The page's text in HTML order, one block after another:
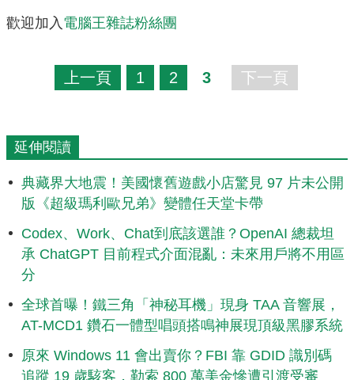
歡迎加入 電腦王雜誌粉絲團
上一頁 1 2 3 下一頁
延伸閱讀
典藏界大地震！美國懷舊遊戲小店驚見 97 片未公開
版《超級瑪利歐兄弟》變體任天堂卡帶
Codex、Work、Chat到底該選誰？OpenAI 總裁坦
承 ChatGPT 目前程式介面混亂：未來用戶將不用區
分
全球首曝！鐵三角「神秘耳機」現身 TAA 音響展，
AT-MCD1 鑽石一體型唱頭搭鳴神展現頂級黑膠系統
原來 Windows 11 會出賣你？FBI 靠 GDID 識別碼
追蹤 19 歲駭客，勒索 800 萬美金慘遭引渡受審